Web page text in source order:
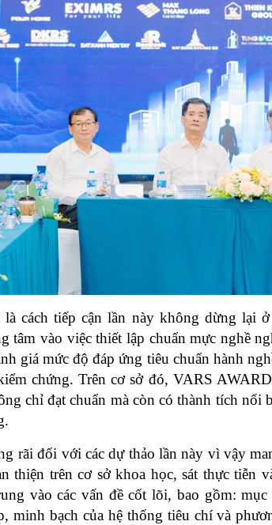
cách tiếp cận lần này không dừng lại
tâm vào việc thiết lập chuẩn mực nghề
giá mức độ đáp ứng tiêu chuẩn hành
chứng. Trên cơ sở đó, VARS
chỉ đạt chuẩn mà còn có thành tích nổi
rãi đối với các dự thảo lần này vì vậy
thiện trên cơ sở khoa học, sát thực
vào các vấn đề cốt lõi, bao gồm:
minh bạch của hệ thống tiêu chí và